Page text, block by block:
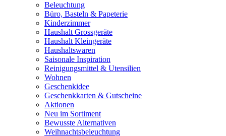
Beleuchtung
Büro, Basteln & Papeterie
Kinderzimmer
Haushalt Grossgeräte
Haushalt Kleingeräte
Haushaltswaren
Saisonale Inspiration
Reinigungsmittel & Utensilien
Wohnen
Geschenkidee
Geschenkkarten & Gutscheine
Aktionen
Neu im Sortiment
Bewusste Alternativen
Weihnachtsbeleuchtung